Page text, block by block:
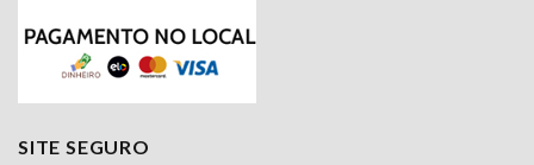
SITE SEGURO
nos qualquer coisa!